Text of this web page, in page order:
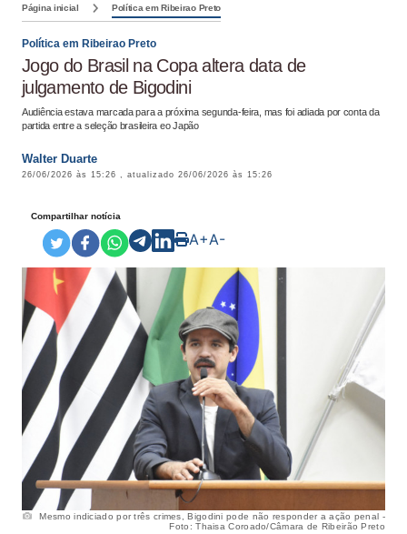
Página inicial Política em Ribeirao Preto
Política em Ribeirao Preto
Jogo do Brasil na Copa altera data de
julgamento de Bigodini
Audiência estava marcada para a próxima segunda-feira, mas foi adiada por conta da
partida entre a seleção brasileira eo Japão
Walter Duarte
26/06/2026 às 15:26 , atualizado 26/06/2026 às 15:26
Compartilhar notícia
A+A-
Mesmo indiciado por três crimes, Bigodini pode não responder a ação penal -
Foto: Thaisa Coroado/Câmara de Ribeirão Preto